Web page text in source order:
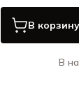
В корзину
В